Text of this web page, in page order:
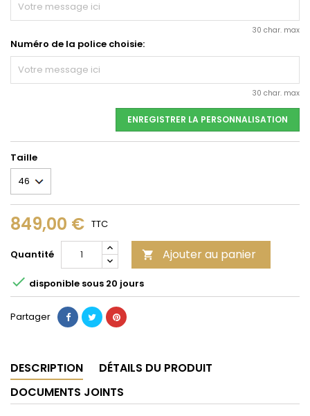
30 char. max
Numéro de la police choisie:
30 char. max
ENREGISTRER LA PERSONNALISATION
Taille
849,00 € TTC
Quantité  Ajouter au panier
 disponible sous 20 jours
Partager
DESCRIPTION
DÉTAILS DU PRODUIT
DOCUMENTS JOINTS